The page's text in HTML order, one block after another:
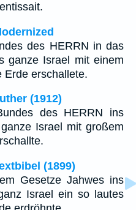
des HERRN in das
ganze Israel mit einem
Erde erschallete.
(1912)
des HERRN ins
Israel mit großem
(1899)
Gesetze Jahwes ins
Israel ein so lautes